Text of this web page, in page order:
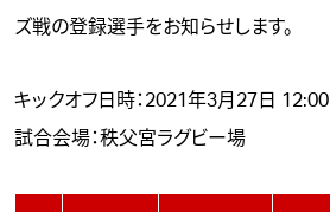
ズ戦の登録選手をお知らせします。
キックオフ日時：2021年3月27日 12:00
試合会場：秩父宮ラグビー場